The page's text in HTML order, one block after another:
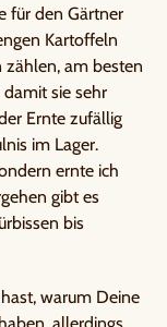
für den Gärtner
Kartoffeln
am besten
sie sehr
Ernte zufällig
im Lager.
ernte ich
gibt es
bis
warum Deine